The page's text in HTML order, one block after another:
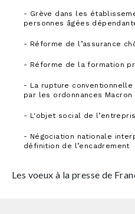
- Grève dans les
personnes âgées
- Réforme de l’assurance
- Réforme de la formation
- La rupture conventionnelle
par les ordonnances Macron
- L'objet social de
- Négociation nationale
définition de l’encadrement
Les voeux à la presse de